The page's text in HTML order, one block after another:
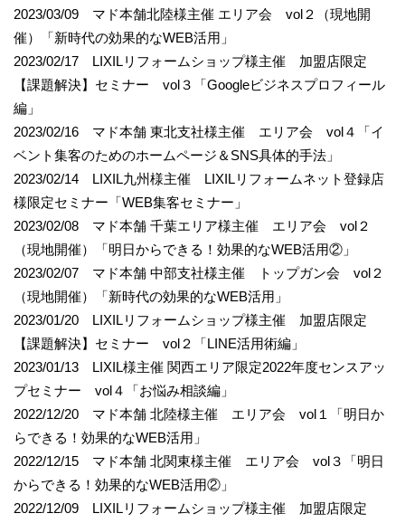
2023/03/09 マド本舗北陸様主催 エリア会 vol２（現地開
催）「新時代の効果的なWEB活用」
2023/02/17 LIXILリフォームショップ様主催 加盟店限定
【課題解決】セミナー vol３「Googleビジネスプロフィール
編」
2023/02/16 マド本舗 東北支社様主催 エリア会 vol４「イ
ベント集客のためのホームページ＆SNS具体的手法」
2023/02/14 LIXIL九州様主催 LIXILリフォームネット登録店
様限定セミナー「WEB集客セミナー」
2023/02/08 マド本舗 千葉エリア様主催 エリア会 vol２
（現地開催）「明日からできる！効果的なWEB活用②」
2023/02/07 マド本舗 中部支社様主催 トップガン会 vol２
（現地開催）「新時代の効果的なWEB活用」
2023/01/20 LIXILリフォームショップ様主催 加盟店限定
【課題解決】セミナー vol２「LINE活用術編」
2023/01/13 LIXIL様主催 関西エリア限定2022年度センスアッ
プセミナー vol４「お悩み相談編」
2022/12/20 マド本舗 北陸様主催 エリア会 vol１「明日か
らできる！効果的なWEB活用」
2022/12/15 マド本舗 北関東様主催 エリア会 vol３「明日
からできる！効果的なWEB活用②」
2022/12/09 LIXILリフォームショップ様主催 加盟店限定